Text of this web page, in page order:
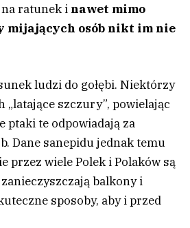
ratunek i nawet mimo
mijających osób nikt im nie
ludzi do gołębi. Niektórzy
„latające szczury”, powielając
ptaki te odpowiadają za
Dane sanepidu jednak temu
przez wiele Polek i Polaków są
balkony i
sposoby, aby i przed